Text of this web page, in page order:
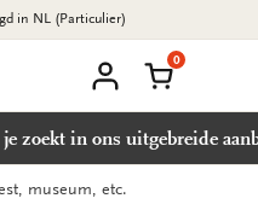
in NL (Particulier)
account
0
zoekt in ons uitgebreide